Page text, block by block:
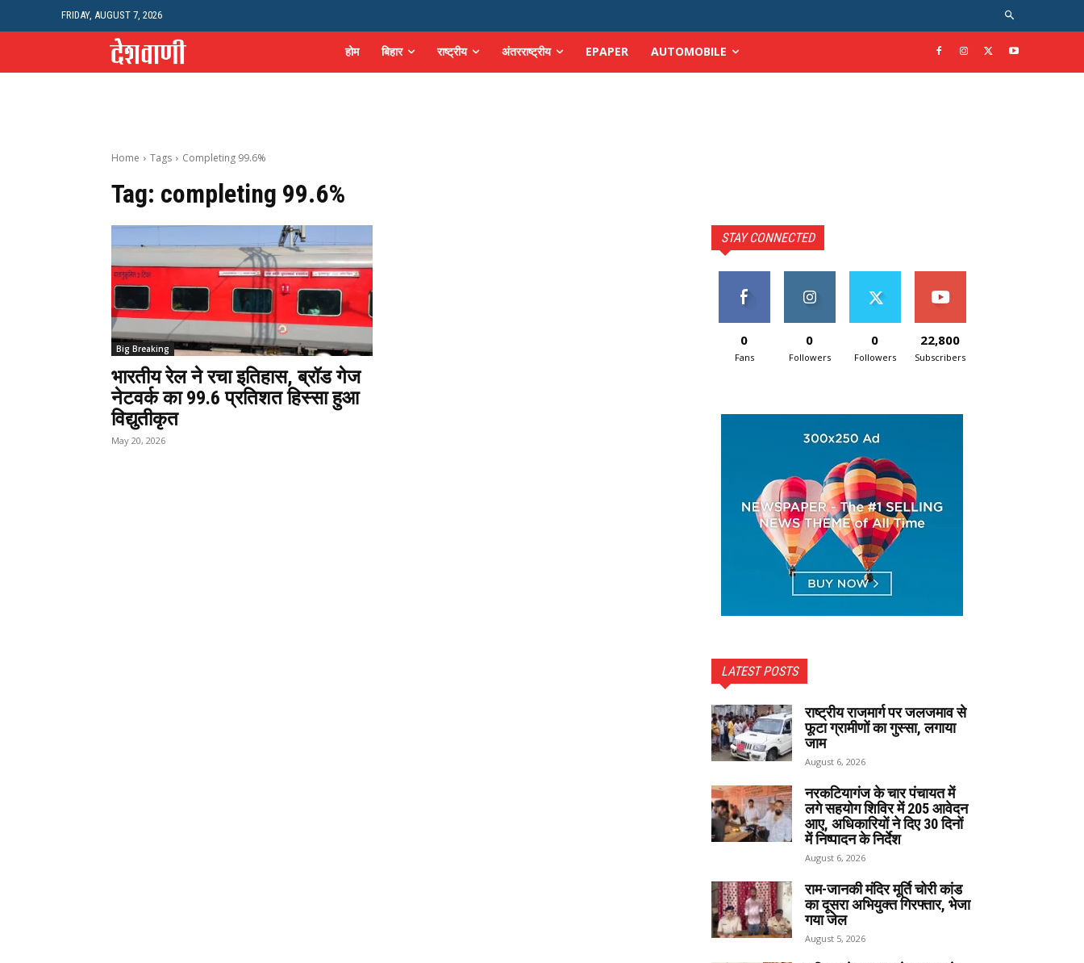
FRIDAY, AUGUST 7, 2026
होम बिहार राष्ट्रीय अंतरराष्ट्रीय EPAPER AUTOMOBILE
Home Tags Completing 99.6%
Tag: completing 99.6%
Big Breaking
भारतीय रेल ने रचा इतिहास, ब्रॉड गेज
नेटवर्क का 99.6 प्रतिशत हिस्सा हुआ
विद्युतीकृत
May 20, 2026
STAY CONNECTED
0
Fans
0
Followers
0
Followers
22,800
Subscribers
LATEST POSTS
राष्ट्रीय राजमार्ग पर जलजमाव से
फूटा ग्रामीणों का गुस्सा, लगाया
जाम
August 6, 2026
नरकटियागंज के चार पंचायत में
लगे सहयोग शिविर में 205 आवेदन
आए, अधिकारियों ने दिए 30 दिनों
में निष्पादन के निर्देश
August 6, 2026
राम-जानकी मंदिर मूर्ति चोरी कांड
का दूसरा अभियुक्त गिरफ्तार, भेजा
गया जेल
August 5, 2026